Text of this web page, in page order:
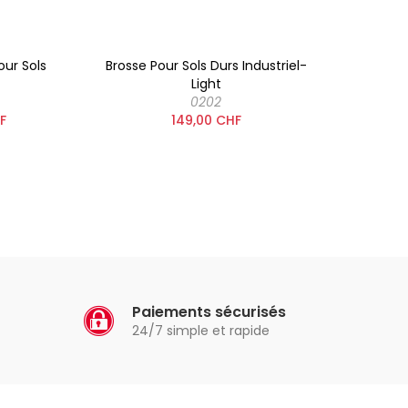
Sols
Brosse Pour Sols Durs Industriel-
Light
0202
149,00 CHF
Paiements sécurisés
24/7 simple et rapide